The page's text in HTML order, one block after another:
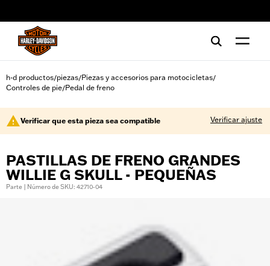
h-d productos/piezas/Piezas y accesorios para motocicletas/
Controles de pie/Pedal de freno
Verificar que esta pieza sea compatible Verificar ajuste
PASTILLAS DE FRENO GRANDES
WILLIE G SKULL - PEQUEÑAS
Parte | Número de SKU: 42710-04